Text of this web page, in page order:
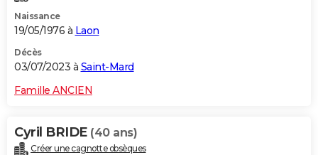
Dictionnaire
Biographies
Citations
Expressions
Proverbes
PROGRAMME TV
S'inscrire
Se connecter
Lycées
Collèges
Primaires
Universités
Entreprises
Service militaire
Avis de recherche
AVIS DE DÉCÈS
FORUM
Bricolage
Lifestyle
Culture
Television
Voyage
Naissance
19/05/1976 à Laon
Décès
03/07/2023 à Saint-Mard
Famille ANCIEN
Cyril BRIDE (40 ans)
Créer une cagnotte obsèques